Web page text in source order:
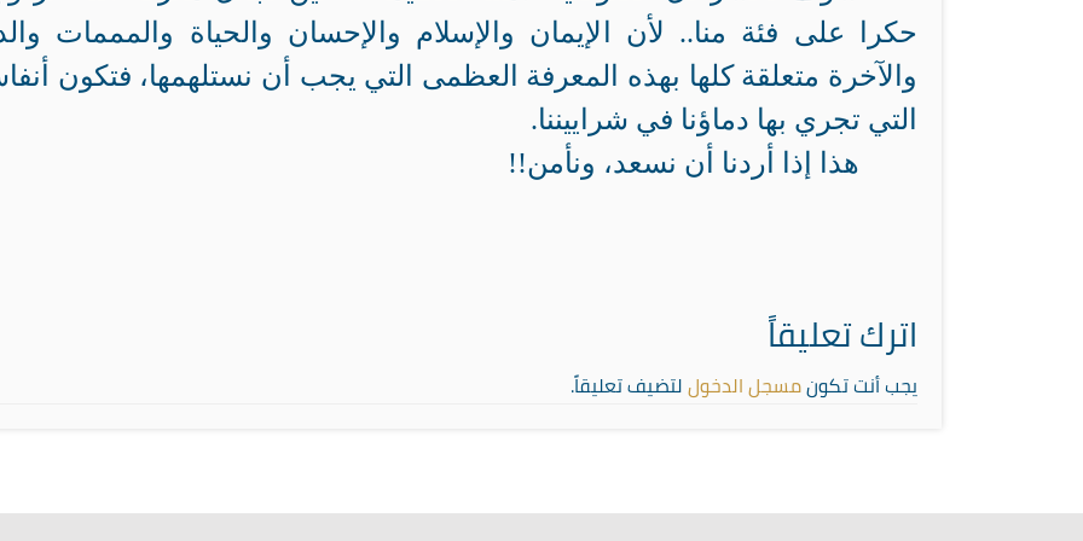
حكرا على فئة منا.. لأن الإيمان والإسلام والإحسان والحياة والمممات
والآخرة متعلقة كلها بهذه المعرفة العظمى التي يجب أن نستلهمها، فتكون
التي تجري بها دماؤنا في شراييننا.
هذا إذا أردنا أن نسعد، ونأمن!!
اترك تعليقاً
يجب أنت تكونمسجل الدخوللتضيف تعليقاً.